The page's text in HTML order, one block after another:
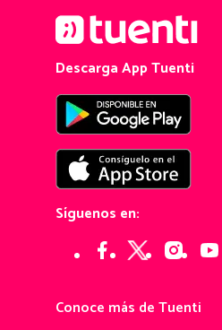
Descarga App Tuenti
Síguenos en:
Conoce más de Tuenti